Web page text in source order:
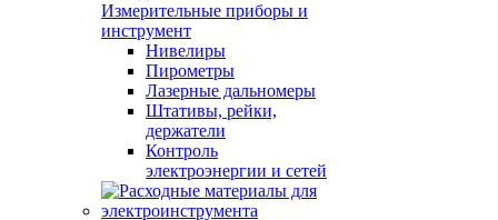
Измерительные приборы и
инструмент
Нивелиры
Пирометры
Лазерные дальномеры
Штативы, рейки,
держатели
Контроль
электроэнергии и сетей